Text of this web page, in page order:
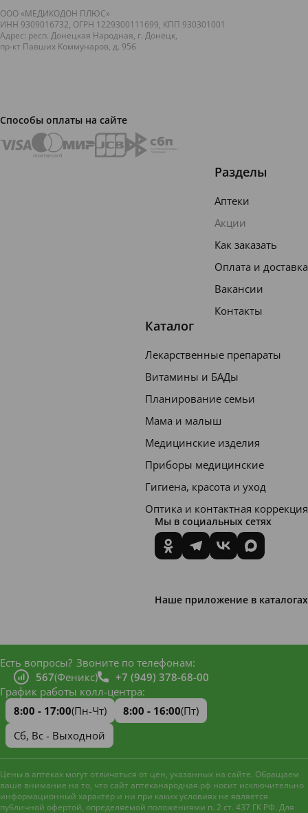
ООО «МЕДИКОДОН ПЛЮС»
ИНН 9309016732, ОГРН 1229300111699, КПП 930301001
Адрес: респ. Донецкая Народная, г. Донецк,
пр-кт Павших Коммунаров, д. 95б
Способы оплаты на сайте
Разделы
Аптеки
Акции
Как заказать
Оплата и доставка
Вакансии
Контакты
Каталог
Лекарственные препараты
Витамины и БАДы
Планирование семьи
Мама и малыш
Медицинские изделия
Приборы медицинские
Гигиена, красота и уход
Оптика и контактная коррекция
Мы в социальных сетях
Наше приложение в каталогах
Есть вопросы? Звоните по телефонам:
567(Феникс)
+7 (949) 378-68-00
График работы колл-центра:
8:00 - 17:00(Пн-Чт) 8:00 - 16:00(Пт)
Сб, Вс - Выходной
Цены в аптеках могут отличаться от цен, указанных на сайте. Обращаем
ваше внимание на то, что сайт аптеканародная.рф носит исключительно
информационный характер и ни при каких условиях не является
публичной офертой, определяемой положениями п. 2 ст. 437 ГК РФ. Для